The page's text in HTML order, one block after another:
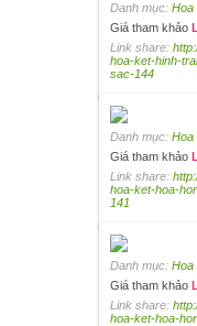
Danh mục: Hoa
Giá tham khảo
Link share:
hoa-ket-hinh-
sac-144
Danh mục: Hoa
Giá tham khảo
Link share:
hoa-ket-hoa-
141
Danh mục: Hoa
Giá tham khảo
Link share:
hoa-ket-hoa-